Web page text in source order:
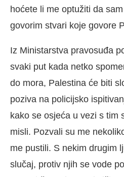
hoćete li me optužiti da
govorim stvari koje govore
Iz Ministarstva pravosuđa
svaki put kada netko
do mora, Palestina će biti
poziva na policijsko
kako se osjeća u vezi s tim
misli. Pozvali su me
me pustili. S nekim drugim
slučaj, protiv njih se vode